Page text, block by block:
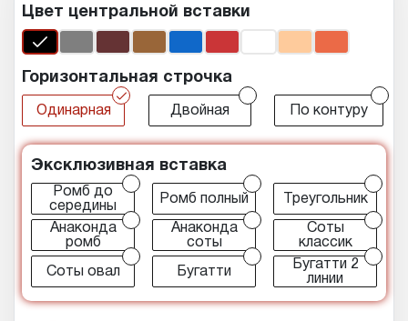
Цвет центральной вставки
Горизонтальная строчка
r
Одинарная Двойная По контуру
Эксклюзивная вставка
Ромб до
середины
Ромб полный Треугольник
Анаконда
ромб
Анаконда
соты
Соты
классик
Соты овал Бугатти
Бугатти 2
линии